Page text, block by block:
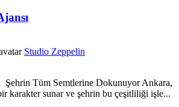
Studio Zeppelin
Şehrin Tüm Semtlerine Dokunuyor Ankara,
karakter sunar ve şehrin bu çeşitliliği işle...